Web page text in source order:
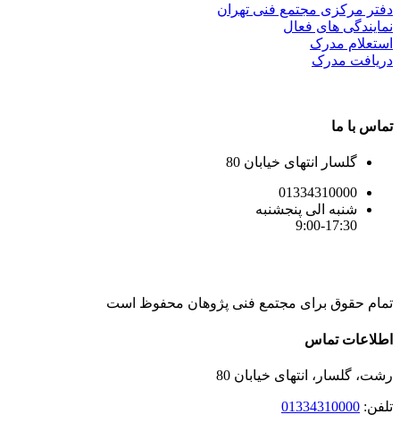
دفتر مرکزی مجتمع فنی تهران
نمایندگی های فعال
استعلام مدرک
دریافت مدرک
تماس با ما
گلسار انتهای خیابان 80
01334310000
شنبه الی پنجشنبه
9:00-17:30
تمام حقوق برای مجتمع فنی پژوهان محفوظ است
Instagram
LinkedIn
Toggle
Bar
Area
اطلاعات تماس
رشت، گلسار، انتهای خیابان 80
تلفن: 01334310000